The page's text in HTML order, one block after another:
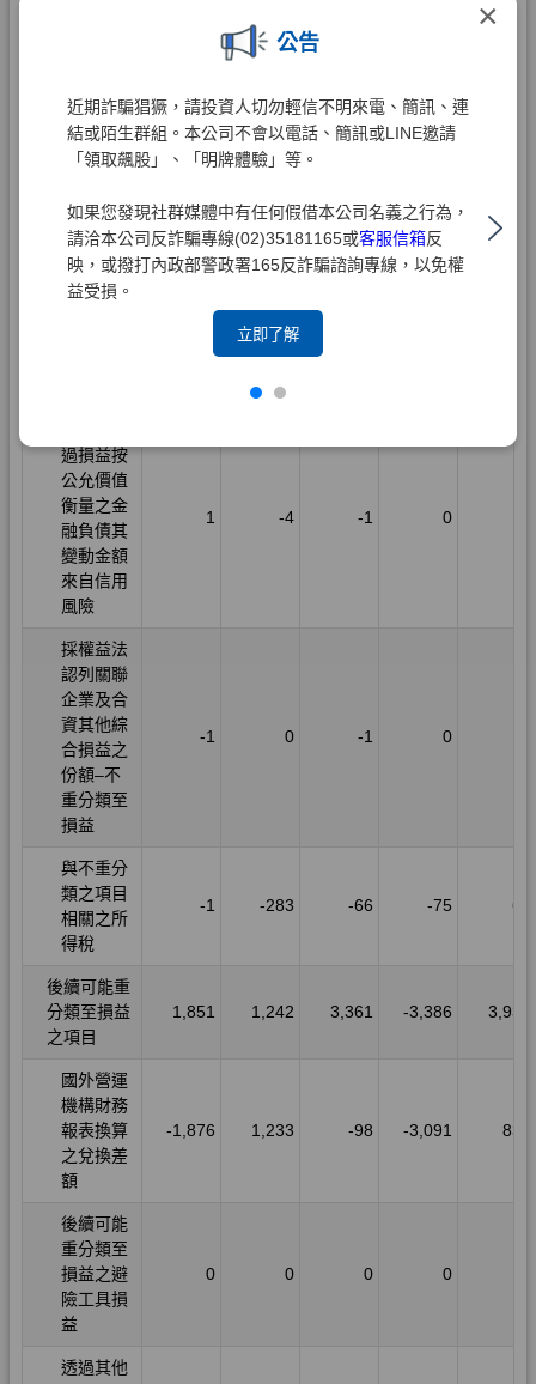
×
公告
近期詐騙猖獗，請投資人切勿輕信不明來電、簡訊、連
結或陌生群組。本公司不會以電話、簡訊或LINE邀請
「領取飆股」、「明牌體驗」等。
如果您發現社群媒體中有任何假借本公司名義之行為，
請洽本公司反詐騙專線(02)35181165或客服信箱反
映，或撥打內政部警政署165反詐騙諮詢專線，以免權
益受損。
立即了解